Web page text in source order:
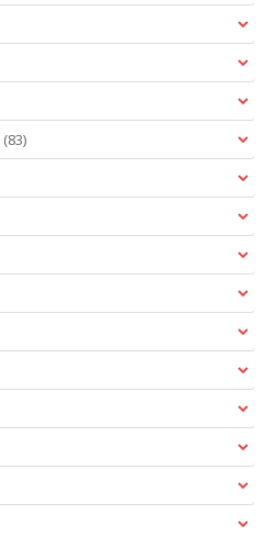
(83)